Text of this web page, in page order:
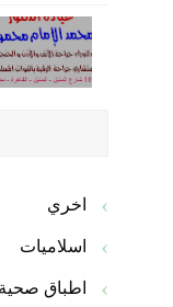
اخري
اسلاميات
اطباق صحية